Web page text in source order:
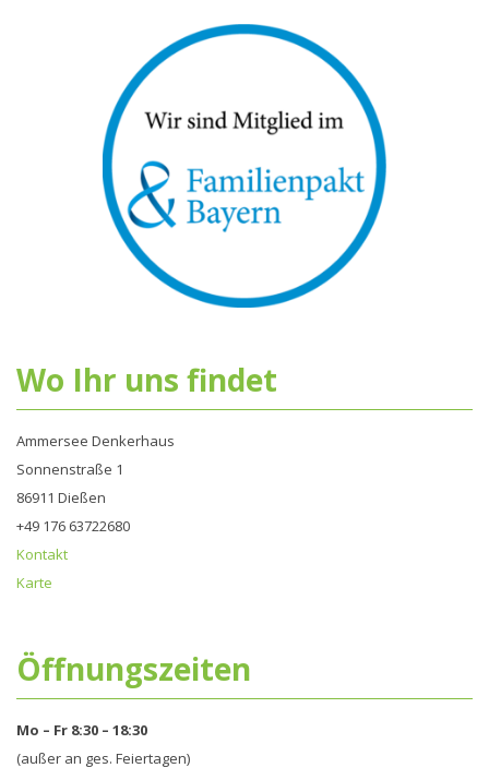
Wo Ihr uns findet
Ammersee Denkerhaus
Sonnenstraße 1
86911 Dießen
+49 176 63722680‬
Kontakt
Karte
Öffnungszeiten
Mo – Fr 8:30 – 18:30
(außer an ges. Feiertagen)